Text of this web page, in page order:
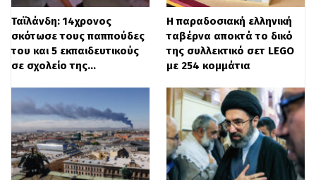
lluvias en Ibiza
Evita
desplazamientos innecesarios
No cruces zonas inundadas
Sigue info oficial
Llama al
112 en caso de emergencia
Cuídate y cuida a los demás
#ibiza #parati #zybca #foryou
Ταϊλάνδη: 14χρονος
σκότωσε τους παππούδες
του και 5 εκπαιδευτικούς
σε σχολείο της…
Η παραδοσιακή ελληνική
ταβέρνα αποκτά το δικό
της συλλεκτικό σετ LEGO
με 254 κομμάτια